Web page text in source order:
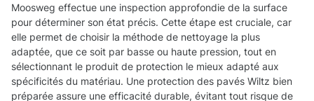
Moosweg effectue une inspection approfondie de la surface
pour déterminer son état précis. Cette étape est cruciale, car
elle permet de choisir la méthode de nettoyage la plus
adaptée, que ce soit par basse ou haute pression, tout en
sélectionnant le produit de protection le mieux adapté aux
spécificités du matériau. Une protection des pavés Wiltz bien
préparée assure une efficacité durable, évitant tout risque de